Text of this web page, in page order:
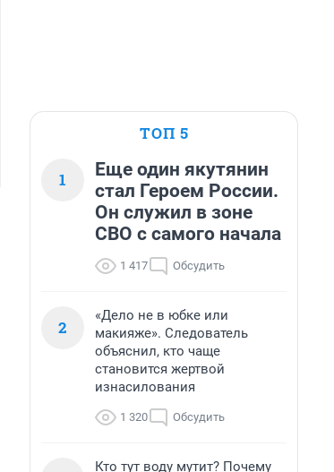
ТОП 5
1
Еще один якутянин
стал Героем России.
Он служил в зоне
СВО с самого начала
1 417 Обсудить
2
«Дело не в юбке или
макияже». Следователь
объяснил, кто чаще
становится жертвой
изнасилования
1 320 Обсудить
Кто тут воду мутит? Почему